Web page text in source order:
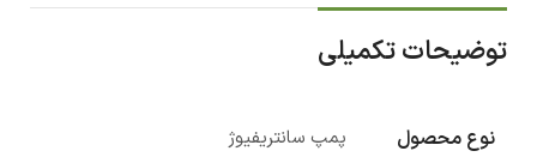
توضیحات تکمیلی
نوع محصول پمپ سانتریفیوژ